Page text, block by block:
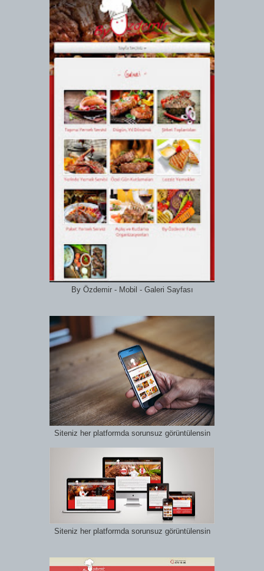
By Özdemir - Mobil - Galeri Sayfası
Siteniz her platformda sorunsuz görüntülensin
Siteniz her platformda sorunsuz görüntülensin